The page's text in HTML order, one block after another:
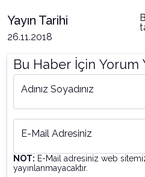
Yayın Tarihi
26.11.2018
Bu Haber İçin Yorum
Adınız Soyadınız
E-Mail Adresiniz
NOT: E-Mail adresiniz web
yayınlanmayacaktır.